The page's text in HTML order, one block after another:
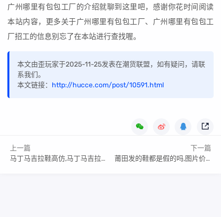
广州哪里有包包工厂的介绍就聊到这里吧，感谢你花时间阅读
本站内容，更多关于广州哪里有包包工厂、广州哪里有包包工
厂招工的信息别忘了在本站进行查找喔。
本文由歪玩家于2025-11-25发表在潮货联盟，如有疑问，请联
系我们。
本文链接： http://hucce.com/post/10591.html
上一篇
马丁马吉拉鞋高仿,马丁马吉拉是奢侈品牌吗
下一篇
莆田发的鞋都是假的吗,图片价格对比参考